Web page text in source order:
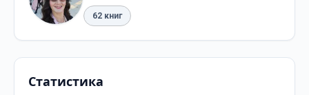
62 книг
Статистика